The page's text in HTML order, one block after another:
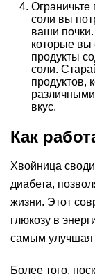
соли вы
ваши
которые вы
продукты
соли.
продуктов,
вкус.
Как
Хвойница
диабета,
жизни. Этот
глюкозу в
самым улучшая
Более того,